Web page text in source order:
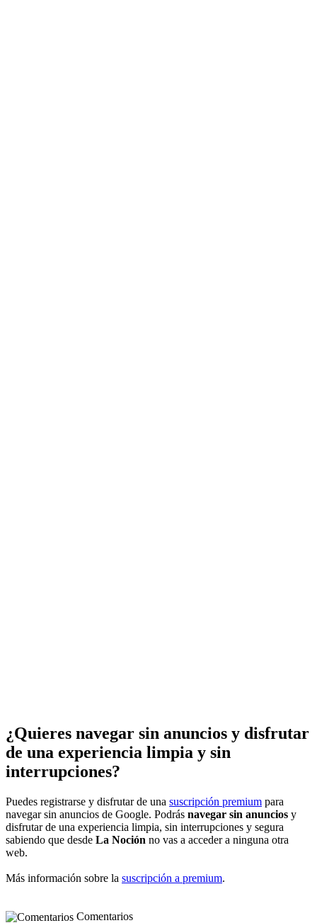
¿Quieres navegar sin anuncios y disfrutar
de una experiencia limpia y sin
interrupciones?
Puedes registrarse y disfrutar de una suscripción premium para
navegar sin anuncios de Google. Podrás navegar sin anuncios y
disfrutar de una experiencia limpia, sin interrupciones y segura
sabiendo que desde La Noción no vas a acceder a ninguna otra
web.
Más información sobre la suscripción a premium.
Comentarios